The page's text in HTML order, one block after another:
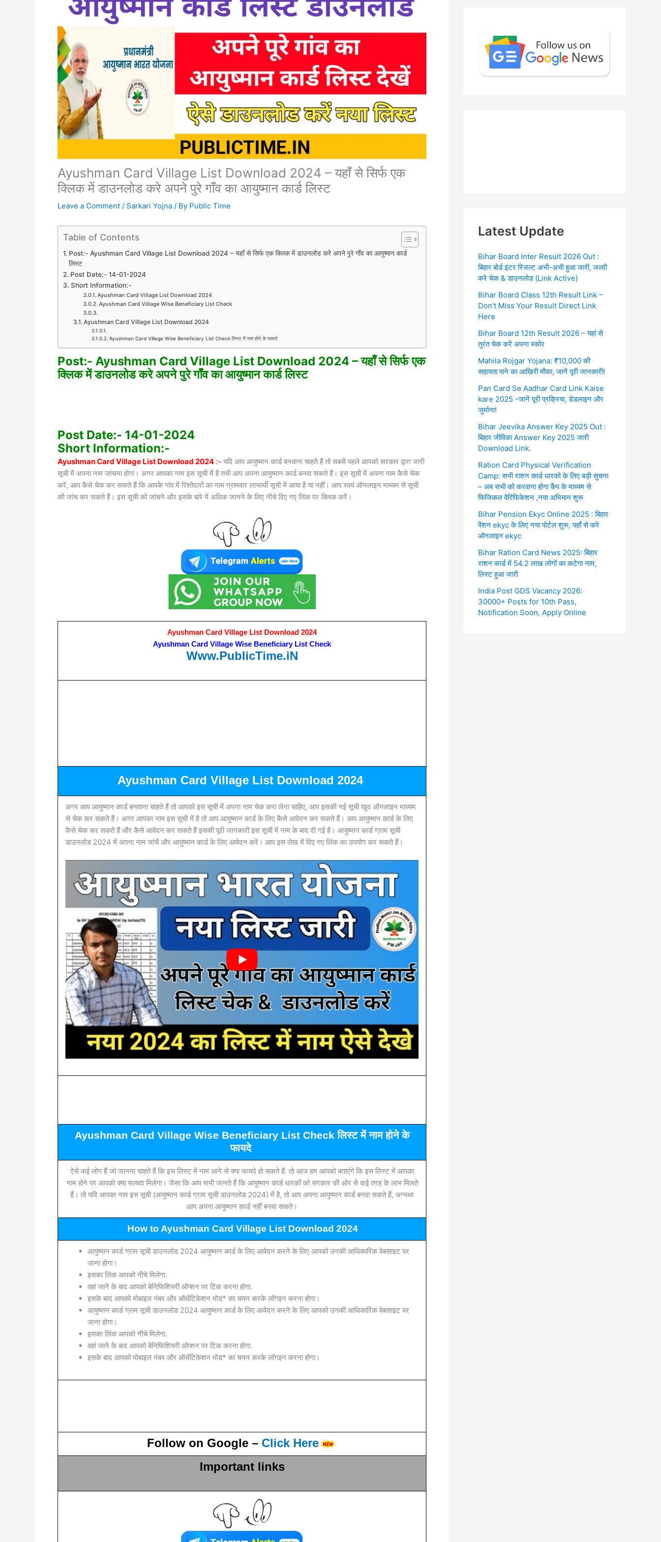
Ayushman Card Village List Download 2024 – यहाँ से सिर्फ एक
क्लिक में डाउनलोड करे अपने पुरे गाँव का आयुष्मान कार्ड लिस्ट
Leave a Comment / Sarkari Yojna / By Public Time
Table of Contents
Post:- Ayushman Card Village List Download 2024 – यहाँ से सिर्फ एक क्लिक में डाउनलोड करे अपने पुरे गाँव का आयुष्मान कार्ड
लिस्ट
Post Date:- 14-01-2024
Short Information:-
Ayushman Card Village List Download 2024
Ayushman Card Village Wise Beneficiary List Check
Ayushman Card Village List Download 2024
Ayushman Card Village Wise Beneficiary List Check लिस्ट में नाम होने के फायदे
Post:- Ayushman Card Village List Download 2024 – यहाँ से सिर्फ एक
क्लिक में डाउनलोड करे अपने पुरे गाँव का आयुष्मान कार्ड लिस्ट
Post Date:- 14-01-2024
Short Information:-
Ayushman Card Village List Download 2024 :- यदि आप आयुष्मान कार्ड बनवाना चाहते हैं तो सबसे पहले आपको सरकार द्वारा जारी
सूची में अपना नाम जांचना होगा। अगर आपका नाम इस सूची में है तभी आप अपना आयुष्मान कार्ड बनवा सकते हैं। इस सूची में अपना नाम कैसे चेक
करें, आप कैसे चेक कर सकते हैं कि आपके गांव में रिश्तेदारों का नाम ग्रामवार लाभार्थी सूची में आया है या नहीं। आप स्वयं ऑनलाइन माध्यम से सूची
की जांच कर सकते हैं। इस सूची को जांचने और इसके बारे में अधिक जानने के लिए नीचे दिए गए लिंक पर क्लिक करें।
Ayushman Card Village List Download 2024
Ayushman Card Village Wise Beneficiary List Check
Www.PublicTime.iN
Ayushman Card Village List Download 2024
अगर आप आयुष्मान कार्ड बनवाना चाहते हैं तो आपको इस सूची में अपना नाम चेक करा लेना चाहिए, आप इसकी नई सूची खुद ऑनलाइन माध्यम
से चेक कर सकते हैं। अगर आपका नाम इस सूची में है तो आप आयुष्मान कार्ड के लिए कैसे आवेदन कर सकते हैं। आप आयुष्मान कार्ड के लिए
कैसे चेक कर सकते हैं और कैसे आवेदन कर सकते हैं इसकी पूरी जानकारी इस सूची में नाम के बाद दी गई है। आयुष्मान कार्ड ग्राम सूची
डाउनलोड 2024 में अपना नाम जांचें और आयुष्मान कार्ड के लिए आवेदन करें। आप इस लेख में दिए गए लिंक का उपयोग कर सकते हैं।
Ayushman Card Village Wise Beneficiary List Check लिस्ट में नाम होने के
फायदे
ऐसे कई लोग हैं जो जानना चाहते हैं कि इस लिस्ट में नाम आने से क्या फायदे हो सकते हैं. तो आज हम आपको बताएंगे कि इस लिस्ट में आपका
नाम होने पर आपको क्या फायदा मिलेगा। जैसा कि आप सभी जानते हैं कि आयुष्मान कार्ड धारकों को सरकार की ओर से कई तरह के लाभ मिलते
हैं। तो यदि आपका नाम इस सूची (आयुष्मान कार्ड ग्राम सूची डाउनलोड 2024) में है, तो आप अपना आयुष्मान कार्ड बनवा सकते हैं, अन्यथा
आप अपना आयुष्मान कार्ड नहीं बनवा सकते।
How to Ayushman Card Village List Download 2024
आयुष्मान कार्ड ग्राम सूची डाउनलोड 2024 आयुष्मान कार्ड के लिए आवेदन करने के लिए आपको उनकी आधिकारिक वेबसाइट पर
जाना होगा।
इसका लिंक आपको नीचे मिलेगा.
वहां जाने के बाद आपको बेनिफिशियरी ऑप्शन पर टिक करना होगा.
इसके बाद आपको मोबाइल नंबर और ऑथेंटिकेशन मोड* का चयन करके लॉगइन करना होगा।
आयुष्मान कार्ड ग्राम सूची डाउनलोड 2024 आयुष्मान कार्ड के लिए आवेदन करने के लिए आपको उनकी आधिकारिक वेबसाइट पर
जाना होगा।
इसका लिंक आपको नीचे मिलेगा.
वहां जाने के बाद आपको बेनिफिशियरी ऑप्शन पर टिक करना होगा.
इसके बाद आपको मोबाइल नंबर और ऑथेंटिकेशन मोड* का चयन करके लॉगइन करना होगा।
Follow on Google – Click Here
Important links
Latest Update
Bihar Board Inter Result 2026 Out :
बिहार बोर्ड इंटर रिजल्ट अभी-अभी हुआ जारी, जल्दी
करे चेक & डाउनलोड (Link Active)
Bihar Board Class 12th Result Link –
Don’t Miss Your Result Direct Link
Here
Bihar Board 12th Result 2026 – यहां से
तुरंत चेक करें अपना स्कोर
Mahila Rojgar Yojana: ₹10,000 की
सहायता पाने का आखिरी मौका, जानें पूरी जानकारी!
Pan Card Se Aadhar Card Link Kaise
kare 2025 -जानें पूरी प्रक्रिया, डेडलाइन और
जुर्माना!
Bihar Jeevika Answer Key 2025 Out :
बिहार जीविका Answer Key 2025 जारी
Download Link.
Ration Card Physical Verification
Camp: सभी राशन कार्ड धारको के लिए बड़ी सुचना
– अब सभी को करवाना होगा कैंप के माध्यम से
फिजिकल वेरिफिकेशन ,नया अभियान शुरू
Bihar Pension Ekyc Online 2025 : बिहार
पेंशन ekyc के लिए नया पोर्टल शुरू, यहाँ से करे
ऑनलाइन ekyc
Bihar Ration Card News 2025: बिहार
राशन कार्ड में 54.2 लाख लोगों का कटेगा नाम,
लिस्ट हुआ जारी
India Post GDS Vacancy 2026:
30000+ Posts for 10th Pass,
Notification Soon, Apply Online